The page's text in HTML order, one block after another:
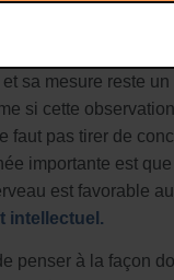
sa mesure reste un
si cette
faut pas tirer de
importante est
est favorable au
intellectuel.
penser à la façon